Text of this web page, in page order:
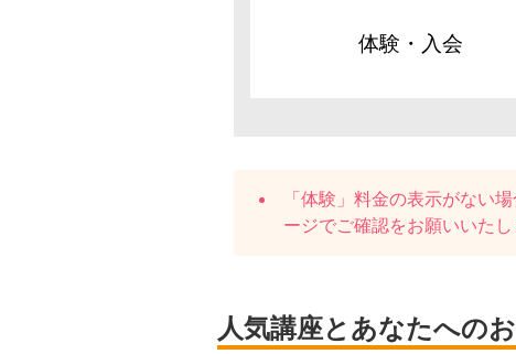
体験・入会
「体験」料金の表示がない
ージでご確認をお願いいたし